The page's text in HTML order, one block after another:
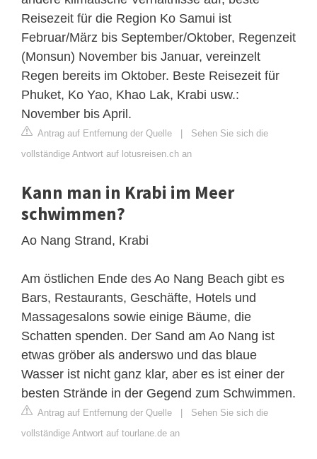
Reisezeit für die Region Ko Samui ist
Februar/März bis September/Oktober, Regenzeit
(Monsun) November bis Januar, vereinzelt
Regen bereits im Oktober. Beste Reisezeit für
Phuket, Ko Yao, Khao Lak, Krabi usw.:
November bis April.
Antrag auf Entfernung der Quelle | Sehen Sie sich die
vollständige Antwort auf lotusreisen.ch an
Kann man in Krabi im Meer
schwimmen?
Ao Nang Strand, Krabi
Am östlichen Ende des Ao Nang Beach gibt es
Bars, Restaurants, Geschäfte, Hotels und
Massagesalons sowie einige Bäume, die
Schatten spenden. Der Sand am Ao Nang ist
etwas gröber als anderswo und das blaue
Wasser ist nicht ganz klar, aber es ist einer der
besten Strände in der Gegend zum Schwimmen.
Antrag auf Entfernung der Quelle | Sehen Sie sich die
vollständige Antwort auf tourlane.de an